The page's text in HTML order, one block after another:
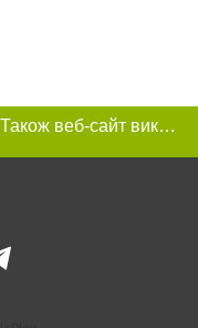
Цей сайт використовує «cookies». Також веб-сайт використовує інтернет-сервіс для збору технічних даних стосовно відвідувачів з метою отримання маркетингової та статистичної інформації. Умови обробки даних відвідувачів сайту див.